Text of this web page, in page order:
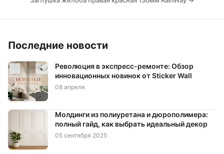
Последние новости
Революция в экспресс-ремонте: Обзор
инновационных новинок от Sticker Wall
08 апреля
Молдинги из полиуретана и дюрополимера:
полный гайд, как выбрать идеальный декор
05 сентября 2025